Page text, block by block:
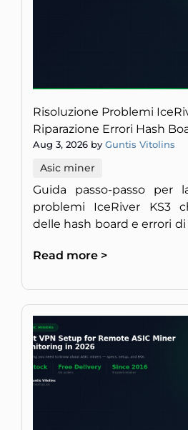
Risoluzione Problemi
Riparazione Errori Hash
Aug 3, 2026 by Guntis Vitolins
Asic miner
Guida passo-passo per
problemi IceRiver KS3
delle hash board e errori
Read more >